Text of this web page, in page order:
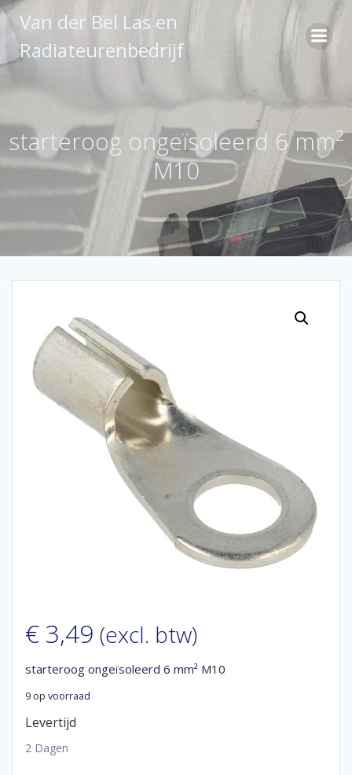
Ga
naar
inhoud
Van der Bel Las en
Radiateurenbedrijf
starteroog ongeïsoleerd 6 mm²
M10
€ 3,49 (excl. btw)
starteroog ongeïsoleerd 6 mm² M10
9 op voorraad
Levertijd
2 Dagen